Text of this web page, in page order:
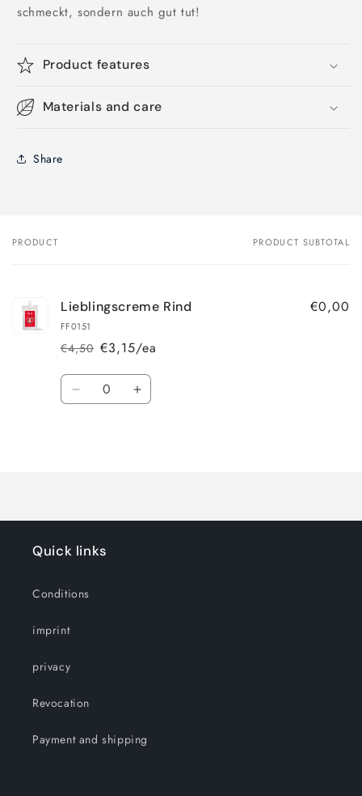
schmeckt, sondern auch gut tut!
Product features
Materials and care
Share
Your
PRODUCT PRODUCT SUBTOTAL
Lieblingscreme Rind
FF0151
Regular
price
€4,50
Sale
price
€3,15/ea
€0,00
Quantity
Decrease Increase
Quick links
Conditions
imprint
privacy
Revocation
Payment and shipping